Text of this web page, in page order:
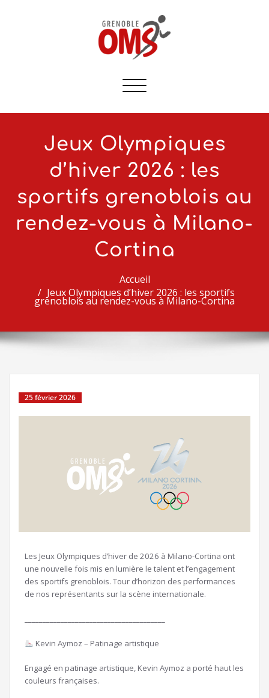
Afficher/masquer
navigation
Jeux Olympiques
d’hiver 2026 : les
sportifs grenoblois au
rendez-vous à Milano-
Cortina
Accueil
Jeux Olympiques d’hiver 2026 : les sportifs
grenoblois au rendez-vous à Milano-Cortina
25 février 2026
Les Jeux Olympiques d’hiver de 2026 à Milano-Cortina ont
une nouvelle fois mis en lumière le talent et l’engagement
des sportifs grenoblois. Tour d’horizon des performances
de nos représentants sur la scène internationale.
Kevin Aymoz – Patinage artistique
Engagé en patinage artistique, Kevin Aymoz a porté haut les
couleurs françaises.